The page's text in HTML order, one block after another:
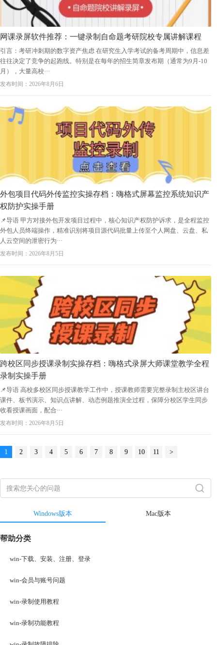
网课录屏软件推荐：一键录制自命题考研院校专属讲解课程
引言：考研冲刺期的数字资产焦虑 在研究生入学考试的备考周期中，信息差
往往决定了竞争的起跑线。特别是在每年的招生简章发布期（通常为9月-10
月），大量高校···
发布时间：2026年8月6日
外包项目代码外传监控实操存档：嗨格式屏幕监控系统知识产
权防护实操手册
📌导语 甲方对接外包开发项目过程中，核心知识产权防护诉求，是全程监控
外包人员终端操作，精准识别将项目源代码批量上传至个人网盘、云盘、私
人云空间的泄密行为···
发布时间：2026年8月5日
跨校区同步授课录制实操存档：嗨格式录屏大师课堂教学全程
录制实操手册
📌导语 高校多校区同步授课教学工作中，授课教师需要完整录制主校区讲台
课件、板书演示、知识点讲解、动态例题推演全过程，保障分校区学生同步
收看授课画面，配合···
发布时间：2026年8月5日
1 2 3 4 5 6 7 8 9 10 11 >
Windows版本 Mac版本
帮助分类
win-下载、安装、注册、登录
win-会员与账号问题
win-录制使用教程
win-录制功能教程